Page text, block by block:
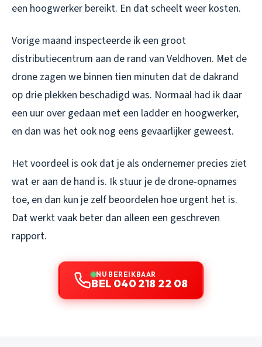
een hoogwerker bereikt. En dat scheelt weer kosten.
Vorige maand inspecteerde ik een groot
distributiecentrum aan de rand van Veldhoven. Met de
drone zagen we binnen tien minuten dat de dakrand
op drie plekken beschadigd was. Normaal had ik daar
een uur over gedaan met een ladder en hoogwerker,
en dan was het ook nog eens gevaarlijker geweest.
Het voordeel is ook dat je als ondernemer precies ziet
wat er aan de hand is. Ik stuur je de drone-opnames
toe, en dan kun je zelf beoordelen hoe urgent het is.
Dat werkt vaak beter dan alleen een geschreven
rapport.
NU BEREIKBAAR
BEL 040 218 22 08